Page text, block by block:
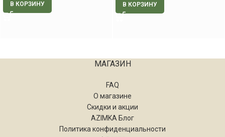
В КОРЗИНУ В КОРЗИНУ
МАГАЗИН
FAQ
О магазине
Скидки и акции
AZIMKA Блог
Политика конфиденциальности